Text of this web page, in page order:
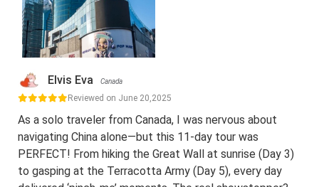
Elvis Eva Canada
Reviewed on June 20,2025
As a solo traveler from Canada, I was nervous about
navigating China alone—but this 11-day tour was
PERFECT! From hiking the Great Wall at sunrise (Day 3)
to gasping at the Terracotta Army (Day 5), every day